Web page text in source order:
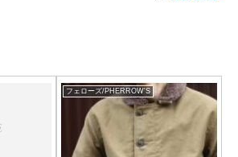
フェローズ/PHERROW'S